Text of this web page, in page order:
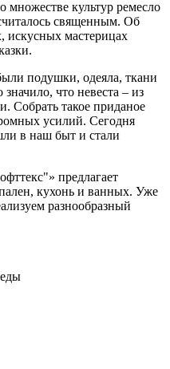
культур ремесло
священным. Об
искусных мастерицах
подушки, одеяла, ткани
что невеста – из
Собрать такое приданое
усилий. Сегодня
в наш быт и стали
предлагает
кухонь и ванных. Уже
разнообразный